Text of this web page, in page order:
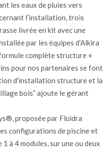
les eaux de pluies vers
l’installation, trois
livrée en kit avec une
par les équipes d’Alkira
complète structure +
pour nos partenaires se font
d'installation structure et la
bois” ajoute le gérant
proposée par Fluidra
configurations de piscine et
à 4 modules, sur une ou deux